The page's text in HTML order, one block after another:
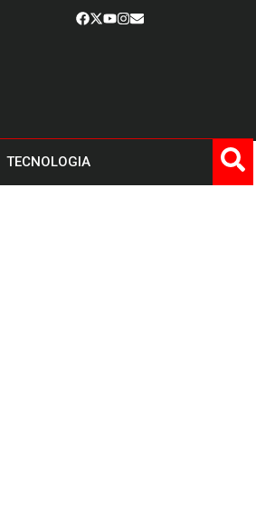
TECNOLOGIA